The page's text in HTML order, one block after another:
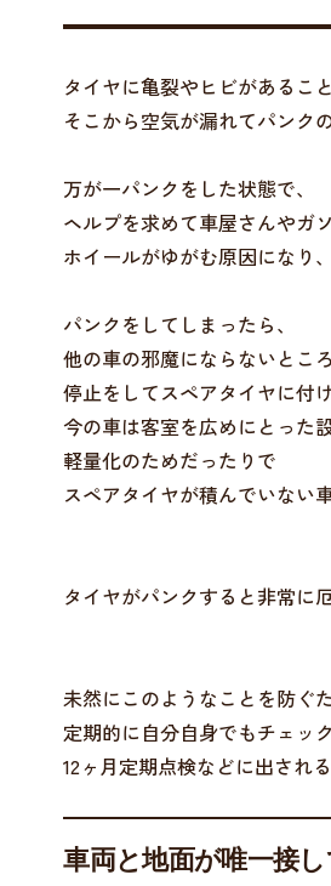
タイヤに亀裂やヒビがあること
そこから空気が漏れてパンク
万が一パンクをした状態で、
ヘルプを求めて車屋さんやガ
ホイールがゆがむ原因になり
パンクをしてしまったら、
他の車の邪魔にならないとこ
停止をしてスペアタイヤに付
今の車は客室を広めにとった
軽量化のためだったりで
スペアタイヤが積んでいない
タイヤがパンクすると非常に
未然にこのようなことを防ぐた
定期的に自分自身でもチェッ
12ヶ月定期点検などに出され
車両と地面が唯一接